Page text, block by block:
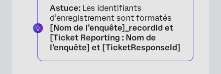
Astuce: Les identifiants
d’enregistrement sont formatés
[Nom de l’enquête]_recordId et
[Ticket Reporting : Nom de
l’enquête] et [TicketResponseId]